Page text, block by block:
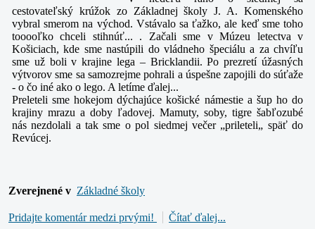
cestovateľský krúžok zo Základnej školy J. A. Komenského
vybral smerom na východ. Vstávalo sa ťažko, ale keď sme toho
tooooľko chceli stihnúť... . Začali sme v Múzeu letectva v
Košiciach, kde sme nastúpili do vládneho špeciálu a za chvíľu
sme už boli v krajine lega – Bricklandii. Po prezretí úžasných
výtvorov sme sa samozrejme pohrali a úspešne zapojili do súťaže
- o čo iné ako o lego. A letíme ďalej...
Preleteli sme hokejom dýchajúce košické námestie a šup ho do
krajiny mrazu a doby ľadovej. Mamuty, soby, tigre šabľozubé
nás nezdolali a tak sme o pol siedmej večer „prileteli„ späť do
Revúcej.
Zverejnené v Základné školy
Pridajte komentár medzi prvými! Čítať ďalej...